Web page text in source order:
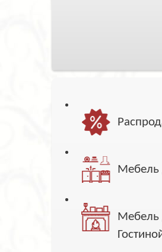
Мебель
Мебель